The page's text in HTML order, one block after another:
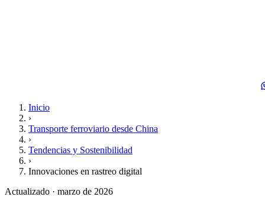
Inicio
›
Transporte ferroviario desde China
›
Tendencias y Sostenibilidad
›
Innovaciones en rastreo digital
Actualizado · marzo de 2026